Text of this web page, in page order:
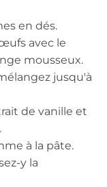
en dés.
avec le
mousseux.
jusqu'à
de vanille et
à la pâte.
y la